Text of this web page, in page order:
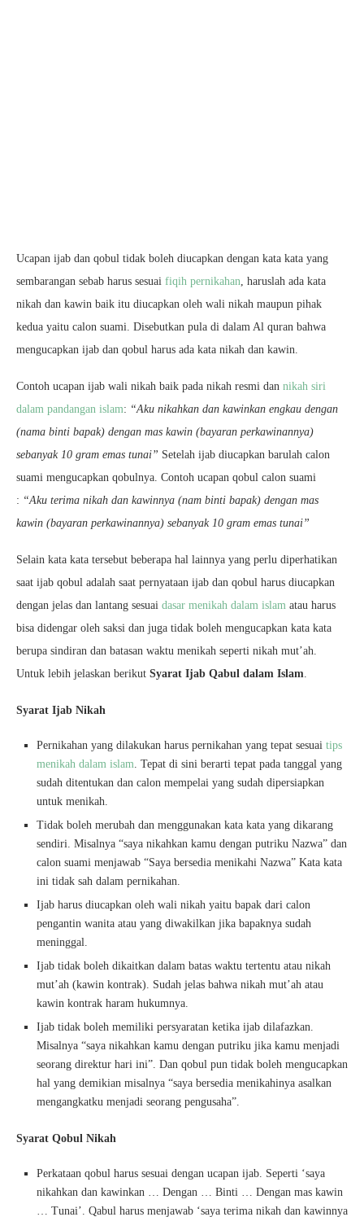
Ucapan ijab dan qobul tidak boleh diucapkan dengan kata kata yang
sembarangan sebab harus sesuai fiqih pernikahan, haruslah ada kata
nikah dan kawin baik itu diucapkan oleh wali nikah maupun pihak
kedua yaitu calon suami. Disebutkan pula di dalam Al quran bahwa
mengucapkan ijab dan qobul harus ada kata nikah dan kawin.
Contoh ucapan ijab wali nikah baik pada nikah resmi dan nikah siri
dalam pandangan islam: “Aku nikahkan dan kawinkan engkau dengan
(nama binti bapak) dengan mas kawin (bayaran perkawinannya)
sebanyak 10 gram emas tunai” Setelah ijab diucapkan barulah calon
suami mengucapkan qobulnya. Contoh ucapan qobul calon suami
: “Aku terima nikah dan kawinnya (nam binti bapak) dengan mas
kawin (bayaran perkawinannya) sebanyak 10 gram emas tunai”
Selain kata kata tersebut beberapa hal lainnya yang perlu diperhatikan
saat ijab qobul adalah saat pernyataan ijab dan qobul harus diucapkan
dengan jelas dan lantang sesuai dasar menikah dalam islam atau harus
bisa didengar oleh saksi dan juga tidak boleh mengucapkan kata kata
berupa sindiran dan batasan waktu menikah seperti nikah mut’ah.
Untuk lebih jelaskan berikut Syarat Ijab Qabul dalam Islam.
Syarat Ijab Nikah
Pernikahan yang dilakukan harus pernikahan yang tepat sesuai tips
menikah dalam islam. Tepat di sini berarti tepat pada tanggal yang
sudah ditentukan dan calon mempelai yang sudah dipersiapkan
untuk menikah.
Tidak boleh merubah dan menggunakan kata kata yang dikarang
sendiri. Misalnya “saya nikahkan kamu dengan putriku Nazwa” dan
calon suami menjawab “Saya bersedia menikahi Nazwa” Kata kata
ini tidak sah dalam pernikahan.
Ijab harus diucapkan oleh wali nikah yaitu bapak dari calon
pengantin wanita atau yang diwakilkan jika bapaknya sudah
meninggal.
Ijab tidak boleh dikaitkan dalam batas waktu tertentu atau nikah
mut’ah (kawin kontrak). Sudah jelas bahwa nikah mut’ah atau
kawin kontrak haram hukumnya.
Ijab tidak boleh memiliki persyaratan ketika ijab dilafazkan.
Misalnya “saya nikahkan kamu dengan putriku jika kamu menjadi
seorang direktur hari ini”. Dan qobul pun tidak boleh mengucapkan
hal yang demikian misalnya “saya bersedia menikahinya asalkan
mengangkatku menjadi seorang pengusaha”.
Syarat Qobul Nikah
Perkataan qobul harus sesuai dengan ucapan ijab. Seperti ‘saya
nikahkan dan kawinkan … Dengan … Binti … Dengan mas kawin
… Tunai’. Qabul harus menjawab ‘saya terima nikah dan kawinnya